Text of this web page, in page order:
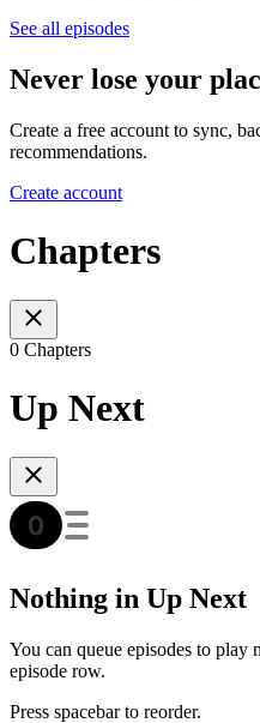
See all episodes
Never lose your
Create a free account to sync,
recommendations.
Create account
Chapters
0 Chapters
Up Next
Nothing in Up Next
You can queue episodes to play
episode row.
Press spacebar to reorder.